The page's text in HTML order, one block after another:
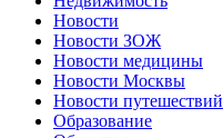
Новости
Новости ЗОЖ
Новости медицины
Новости Москвы
Новости путешествий
Образование